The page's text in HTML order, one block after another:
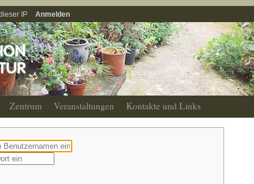
IP Anmelden
Zentrum Veranstaltungen Kontakte und Links